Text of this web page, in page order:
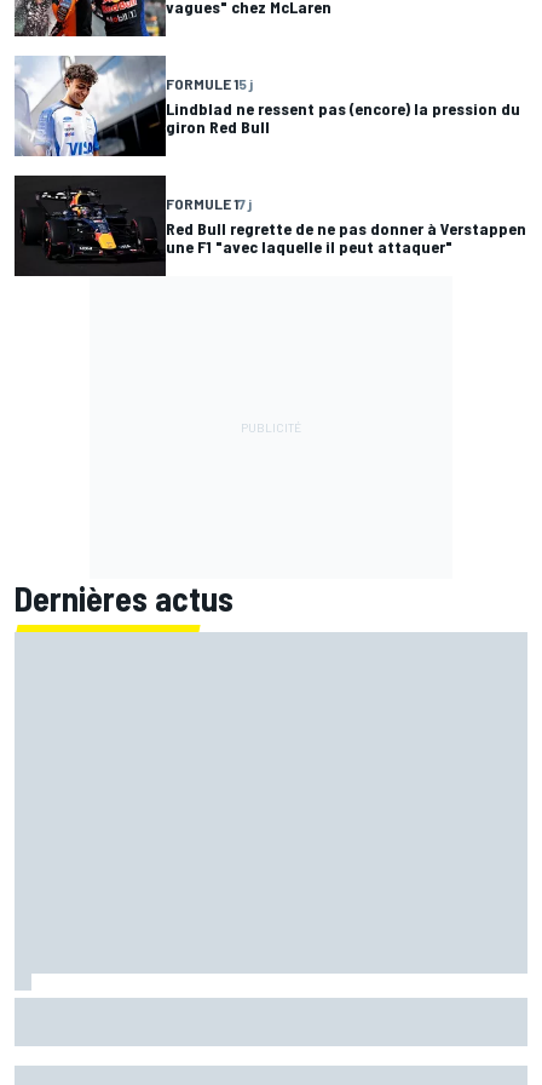
vagues" chez McLaren
FORMULE 15 j
Lindblad ne ressent pas (encore) la pression du
giron Red Bull
FORMULE 17 j
Red Bull regrette de ne pas donner à Verstappen
une F1 "avec laquelle il peut attaquer"
Dernières actus